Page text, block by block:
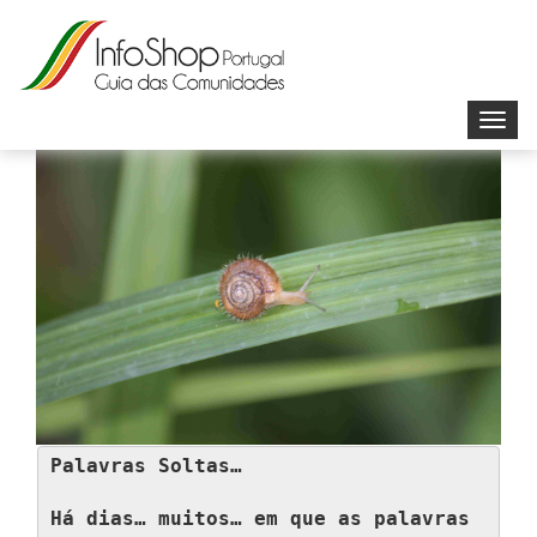
Palavras Soltas…
Há dias… muitos… em que as palavras